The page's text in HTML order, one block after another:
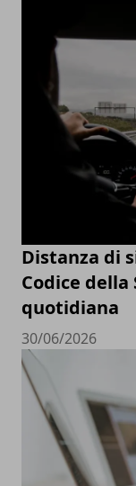
Distanza di
Codice
quotidiana
30/06/2026